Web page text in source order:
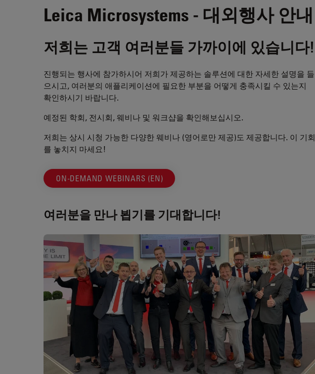
Leica Microsystems - 대외행사 안내
저희는 고객 여러분들 가까이에 있습니다!
진행되는 행사에 참가하시어 저희가 제공하는 솔루션에 대한 자세한 설명을 들
으시고, 여러분의 애플리케이션에 필요한 부분을 어떻게 충족시킬 수 있는지
확인하시기 바랍니다.
예정된 학회, 전시회, 웨비나 및 워크샵을 확인해보십시오.
저희는 상시 시청 가능한 다양한 웨비나 (영어로만 제공)도 제공합니다. 이 기회
를 놓치지 마세요!
ON-DEMAND WEBINARS (EN)
여러분을 만나 뵙기를 기대합니다!